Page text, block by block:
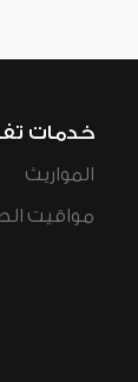
خدمات
المواريث
مواقيت